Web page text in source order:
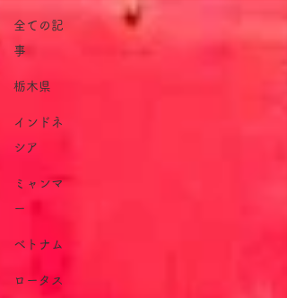
全ての記
事
栃木県
インドネ
シア
ミャンマ
ー
ベトナム
ロータス